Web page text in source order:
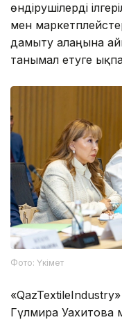
өндірушілерді
мен
дамыту алаңына
танымал етуге
Фото: Үкімет
Гүлмира Уахитова